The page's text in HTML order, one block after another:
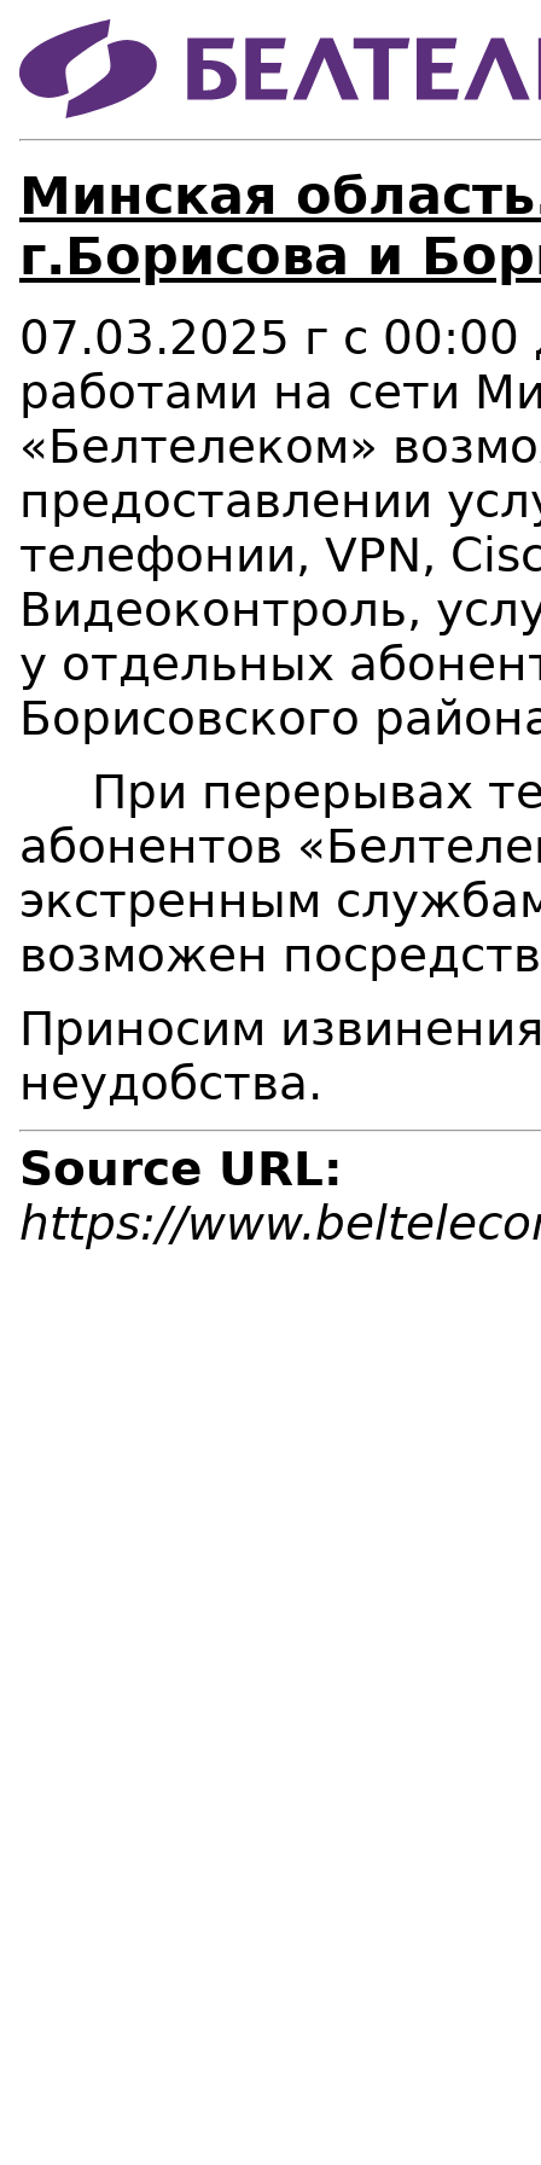
Минская
г.Борисова и
07.03.2025 г с 00:00
работами на сети
«Белтелеком»
предоставлении
телефонии, VPN,
Видеоконтроль,
у отдельных
Борисовского
При перерывах
абонентов
экстренным
возможен
Приносим
неудобства.
Source URL:
https://